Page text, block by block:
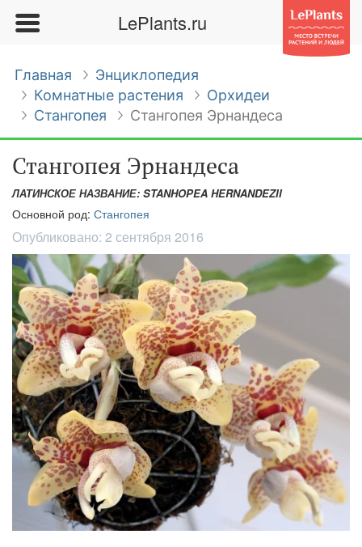
LePlants.ru
Главная
Энциклопедия
Комнатные растения
Орхидеи
Стангопея
Стангопея Эрнандеса
Стангопея Эрнандеса
ЛАТИНСКОЕ НАЗВАНИЕ: STANHOPEA HERNANDEZII
Основной род: Стангопея
Опубликовано: 2 сентября 2016